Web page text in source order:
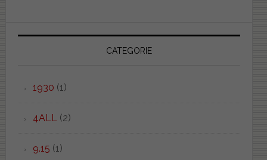
CATEGORIE
1930 (1)
4ALL(2)
9.15 (1)